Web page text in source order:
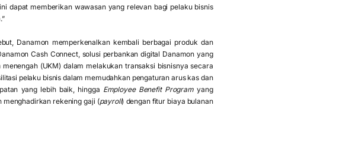
dapat memberikan wawasan yang relevan bagi pelaku bisnis
Danamon memperkenalkan kembali berbagai produk dan
Cash Connect, solusi perbankan digital Danamon yang
(UKM) dalam melakukan transaksi bisnisnya secara
pelaku bisnis dalam memudahkan pengaturan arus kas dan
yang lebih baik, hingga Employee Benefit Programyang
menghadirkan rekening gaji (payroll) dengan fitur biaya bulanan